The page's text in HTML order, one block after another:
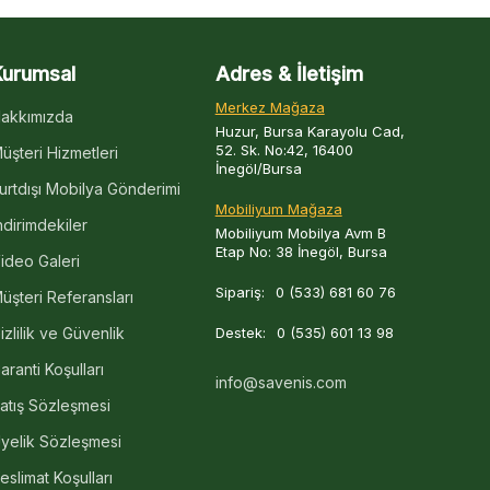
Hizmetleri
Mobilya Gönderimi
Galeri
Referansları
ve Güvenlik
Koşulları
Sözleşmesi
Sözleşmesi
Koşulları
Adres & İletişim
Merkez Mağaza
Huzur, Bursa Karayolu Cad,
52. Sk. No:42, 16400
İnegöl/Bursa
Mobiliyum Mağaza
Mobiliyum Mobilya Avm B
Etap No: 38 İnegöl, Bursa
Sipariş: 0 (533) 681 60 76
Destek: 0 (535) 601 13 98
info@savenis.com